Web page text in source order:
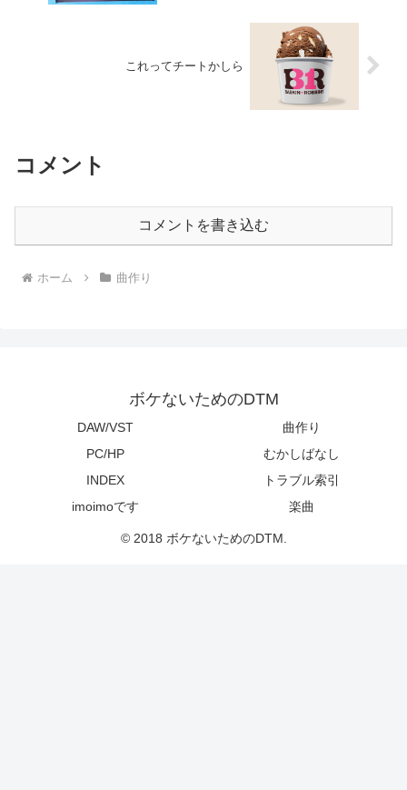
これってチートかしら
コメント
コメントを書き込む
ホーム 曲作り
ボケないためのDTM
DAW/VST
曲作り
PC/HP
むかしばなし
INDEX
トラブル索引
imoimoです
楽曲
© 2018 ボケないためのDTM.